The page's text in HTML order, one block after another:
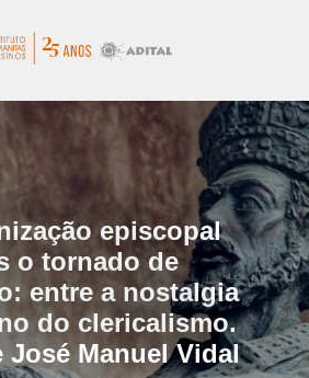
episcopal
o tornado de
entre a nostalgia
do clericalismo.
José Manuel Vidal